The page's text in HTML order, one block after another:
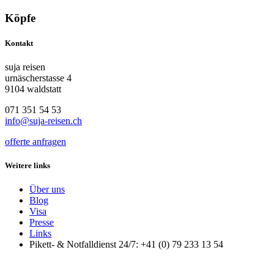
Köpfe
Kontakt
suja reisen
urnäscherstasse 4
9104 waldstatt
071 351 54 53
info@suja-reisen.ch
offerte anfragen
Weitere links
Über uns
Blog
Visa
Presse
Links
Pikett- & Notfalldienst 24/7: +41 (0) 79 233 13 54